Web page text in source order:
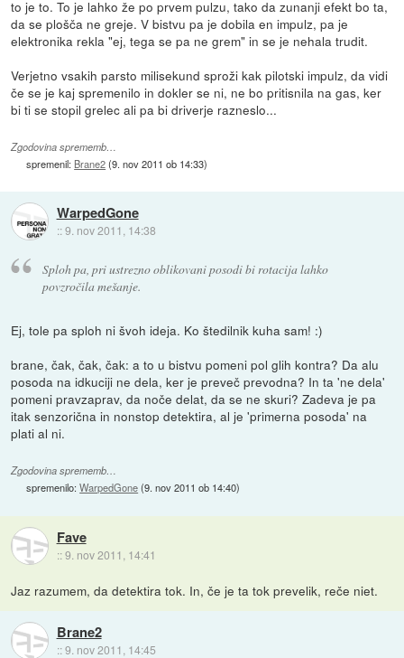
to je to. To je lahko že po prvem pulzu, tako da zunanji efekt bo ta,
da se plošča ne greje. V bistvu pa je dobila en impulz, pa je
elektronika rekla "ej, tega se pa ne grem" in se je nehala trudit.
Verjetno vsakih parsto milisekund sproži kak pilotski impulz, da vidi
če se je kaj spremenilo in dokler se ni, ne bo pritisnila na gas, ker
bi ti se stopil grelec ali pa bi driverje razneslo...
Zgodovina sprememb…
spremenil: Brane2(9. nov 2011 ob 14:33)
WarpedGone
::9. nov 2011, 14:38
Sploh pa, pri ustrezno oblikovani posodi bi rotacija lahko
povzročila mešanje.
Ej, tole pa sploh ni švoh ideja. Ko štedilnik kuha sam! :)
brane, čak, čak, čak: a to u bistvu pomeni pol glih kontra? Da alu
posoda na idkuciji ne dela, ker je preveč prevodna? In ta 'ne dela'
pomeni pravzaprav, da noče delat, da se ne skuri? Zadeva je pa
itak senzorična in nonstop detektira, al je 'primerna posoda' na
plati al ni.
Zgodovina sprememb…
spremenilo:WarpedGone(9. nov 2011 ob 14:40)
Fave
::9. nov 2011, 14:41
Jaz razumem, da detektira tok. In, če je ta tok prevelik, reče niet.
Brane2
::9. nov 2011, 14:45